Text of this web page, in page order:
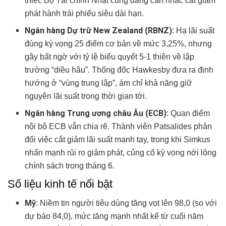
Có thể bạn chưa biết
phát hành trái phiếu siêu dài hạn.
Ngân hàng Dự trữ New Zealand (RBNZ): Hạ lãi suất
đúng kỳ vọng 25 điểm cơ bản về mức 3,25%, nhưng
gây bất ngờ với tỷ lệ biểu quyết 5-1 thiên về lập
trường “diều hâu”. Thống đốc Hawkesby đưa ra định
hướng ở “vùng trung lập”, ám chỉ khả năng giữ
nguyên lãi suất trong thời gian tới.
Ngân hàng Trung ương châu Âu (ECB): Quan điểm
nội bộ ECB vẫn chia rẽ. Thành viên Patsalides phản
đối việc cắt giảm lãi suất mạnh tay, trong khi Simkus
nhấn mạnh rủi ro giảm phát, củng cố kỳ vọng nới lỏng
chính sách trong tháng 6.
Số liệu kinh tế nổi bật
Mỹ: Niềm tin người tiêu dùng tăng vọt lên 98,0 (so với
dự báo 84,0), mức tăng mạnh nhất kể từ cuối năm